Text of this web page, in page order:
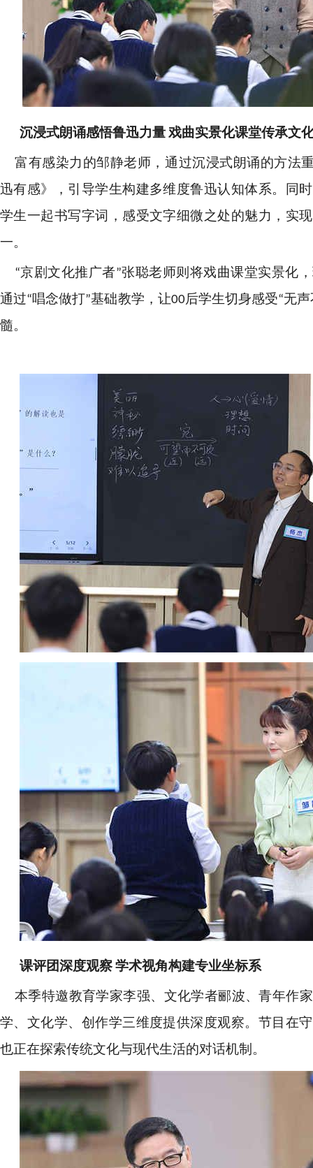
沉浸式朗诵感悟鲁迅力量 戏曲实景化课堂传承文
富有感染力的邹静老师，通过沉浸式朗诵的方
迅有感》，引导学生构建多维度鲁迅认知体系。同
学生一起书写字词，感受文字细微之处的魅力，实
一。
“京剧文化推广者”张聪老师则将戏曲课堂实景化
通过“唱念做打”基础教学，让00后学生切身感受“无
髓。
课评团深度观察 学术视角构建专业坐标系
本季特邀教育学家李强、文化学者郦波、青年作
学、文化学、创作学三维度提供深度观察。节目在
也正在探索传统文化与现代生活的对话机制。